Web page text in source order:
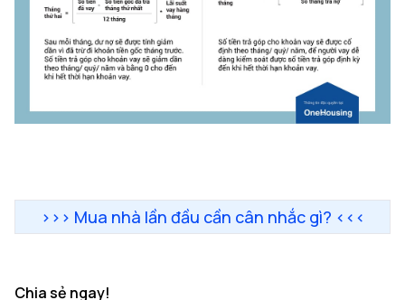
>>> Mua nhà lần đầu cần cân nhắc gì? <<<
Chia sẻ ngay!